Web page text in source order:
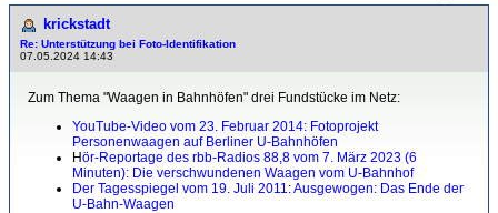
krickstadt
Re: Unterstützung bei Foto-Identifikation
07.05.2024 14:43
Zum Thema "Waagen in Bahnhöfen" drei Fundstücke im Netz:
YouTube-Video vom 23. Februar 2014: Fotoprojekt
Personenwaagen auf Berliner U-Bahnhöfen
Hör-Reportage des rbb-Radios 88,8 vom 7. März 2023 (6
Minuten): Die verschwundenen Waagen vom U-Bahnhof
Der Tagesspiegel vom 19. Juli 2011: Ausgewogen: Das Ende der
U-Bahn-Waagen